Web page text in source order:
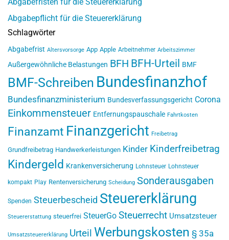
Abgabepflicht für die Steuererklärung
Schlagwörter
Abgabefrist Altersvorsorge App Apple Arbeitnehmer Arbeitszimmer
Außergewöhnliche Belastungen BFH BFH-Urteil BMF
BMF-Schreiben Bundesfinanzhof
Bundesfinanzministerium Bundesverfassungsgericht Corona
Einkommensteuer Entfernungspauschale Fahrtkosten
Finanzamt Finanzgericht Freibetrag
Grundfreibetrag Handwerkerleistungen Kinder Kinderfreibetrag
Kindergeld Krankenversicherung Lohnsteuer Lohnsteuer
kompakt Play Rentenversicherung Scheidung Sonderausgaben
Spenden Steuerbescheid Steuererklärung
Steuererstattung steuerfrei SteuerGo Steuerrecht Umsatzsteuer
Umsatzsteuererklärung Urteil Werbungskosten § 35a